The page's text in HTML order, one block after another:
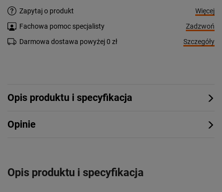
Zapytaj o produkt
Więcej
Fachowa pomoc specjalisty
Zadzwoń
Darmowa dostawa powyżej 0 zł
Szczegóły
Opis produktu i specyfikacja
Opinie
Opis produktu i specyfikacja